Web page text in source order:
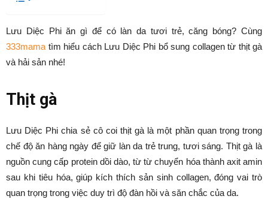
Lưu Diệc Phi bổ sung collagen
cho da bằng thịt gà và hải sản
Bởi Minh Trang - Tháng 10 25, 2023 1732